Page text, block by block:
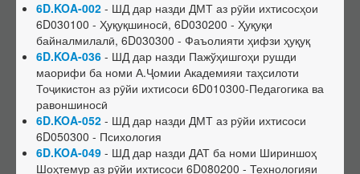
Фармоишҳо маҳрумсозии унвони илмӣ
Фармоишҳо дар бораи рад ва бозхонд кардани дархостнома оид
ба дарёфти унвони илмӣ
Нострификатсия, аттестатсияи такрорӣ
Эътирофи баробарарзишии ҳуҷҷатҳо
Аттестатсияи такрорӣ
Шиносномаи ихтисосҳо
6D.KOA-002 - ШД дар назди ДМТ аз рӯйи ихтисосҳои
6D030100 - Ҳуқуқшиносӣ, 6D030200 - Ҳуқуқи
байналмилалӣ, 6D030300 - Фаъолияти ҳифзи ҳуқуқ
6D.KOA-036 - ШД дар назди Пажўҳишгоҳи рушди
маорифи ба номи А.Ҷомии Академияи таҳсилоти
Тоҷикистон аз рӯйи ихтисоси 6D010300-Педагогика ва
равоншиносӣ
6D.KOA-052 - ШД дар назди ДМТ аз рӯйи ихтисоси
6D050300 - Психология
6D.KOA-049 - ШД дар назди ДАТ ба номи Шириншоҳ
Шоҳтемур аз рӯйи ихтисоси 6D080200 - Технологияи